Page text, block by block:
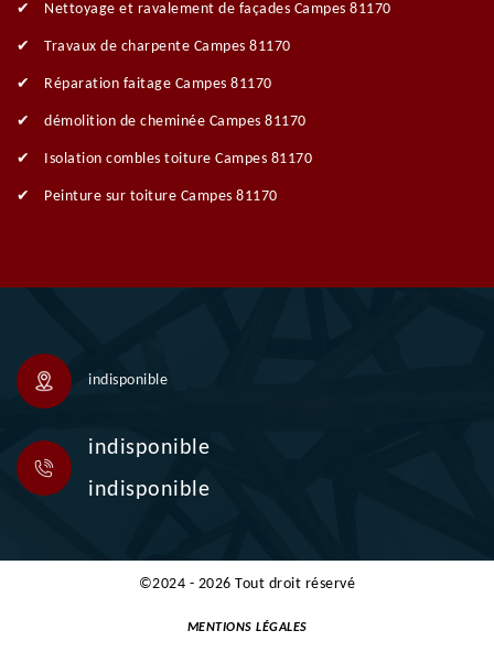
Nettoyage et ravalement de façades Campes 81170
Travaux de charpente Campes 81170
Réparation faitage Campes 81170
démolition de cheminée Campes 81170
Isolation combles toiture Campes 81170
Peinture sur toiture Campes 81170
indisponible
indisponible
indisponible
©2024 - 2026 Tout droit réservé
MENTIONS LÉGALES